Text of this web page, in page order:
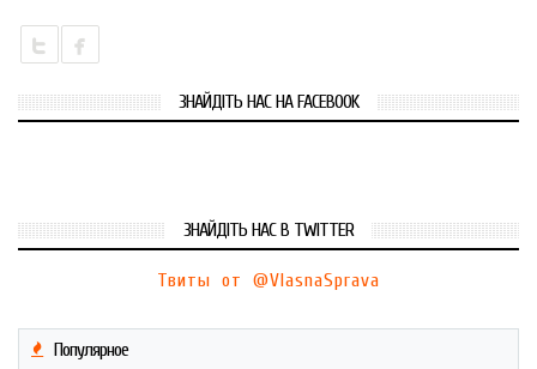
ЗНАЙДІТЬ НАС НА FACEBOOK
ЗНАЙДІТЬ НАС В TWITTER
Твиты от @VlasnaSprava
Популярное